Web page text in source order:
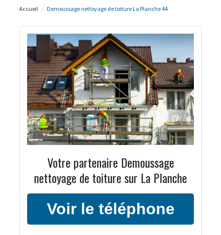
Accueil Demoussage nettoyage de toiture La Planche 44
Votre partenaire Demoussage
nettoyage de toiture sur La Planche